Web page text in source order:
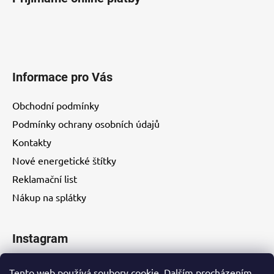
Informace pro Vás
Obchodní podmínky
Podmínky ochrany osobních údajů
Kontakty
Nové energetické štítky
Reklamační list
Nákup na splátky
Instagram